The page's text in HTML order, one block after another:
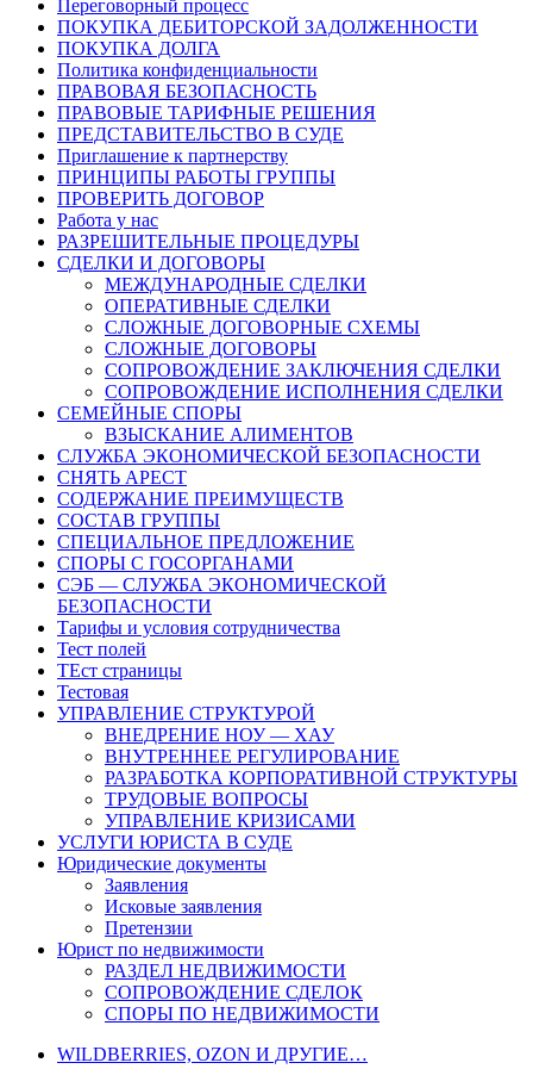
Переговорный процесс
ПОКУПКА ДЕБИТОРСКОЙ ЗАДОЛЖЕННОСТИ
ПОКУПКА ДОЛГА
Политика конфиденциальности
ПРАВОВАЯ БЕЗОПАСНОСТЬ
ПРАВОВЫЕ ТАРИФНЫЕ РЕШЕНИЯ
ПРЕДСТАВИТЕЛЬСТВО В СУДЕ
Приглашение к партнерству
ПРИНЦИПЫ РАБОТЫ ГРУППЫ
ПРОВЕРИТЬ ДОГОВОР
Работа у нас
РАЗРЕШИТЕЛЬНЫЕ ПРОЦЕДУРЫ
СДЕЛКИ И ДОГОВОРЫ
МЕЖДУНАРОДНЫЕ СДЕЛКИ
ОПЕРАТИВНЫЕ СДЕЛКИ
СЛОЖНЫЕ ДОГОВОРНЫЕ СХЕМЫ
СЛОЖНЫЕ ДОГОВОРЫ
СОПРОВОЖДЕНИЕ ЗАКЛЮЧЕНИЯ СДЕЛКИ
СОПРОВОЖДЕНИЕ ИСПОЛНЕНИЯ СДЕЛКИ
СЕМЕЙНЫЕ СПОРЫ
ВЗЫСКАНИЕ АЛИМЕНТОВ
СЛУЖБА ЭКОНОМИЧЕСКОЙ БЕЗОПАСНОСТИ
СНЯТЬ АРЕСТ
СОДЕРЖАНИЕ ПРЕИМУЩЕСТВ
СОСТАВ ГРУППЫ
СПЕЦИАЛЬНОЕ ПРЕДЛОЖЕНИЕ
СПОРЫ С ГОСОРГАНАМИ
СЭБ — СЛУЖБА ЭКОНОМИЧЕСКОЙ
БЕЗОПАСНОСТИ
Тарифы и условия сотрудничества
Тест полей
ТЕст страницы
Тестовая
УПРАВЛЕНИЕ СТРУКТУРОЙ
ВНЕДРЕНИЕ НОУ — ХАУ
ВНУТРЕННЕЕ РЕГУЛИРОВАНИЕ
РАЗРАБОТКА КОРПОРАТИВНОЙ СТРУКТУРЫ
ТРУДОВЫЕ ВОПРОСЫ
УПРАВЛЕНИЕ КРИЗИСАМИ
УСЛУГИ ЮРИСТА В СУДЕ
Юридические документы
Заявления
Исковые заявления
Претензии
Юрист по недвижимости
РАЗДЕЛ НЕДВИЖИМОСТИ
СОПРОВОЖДЕНИЕ СДЕЛОК
СПОРЫ ПО НЕДВИЖИМОСТИ
WILDBERRIES, OZON И ДРУГИЕ…